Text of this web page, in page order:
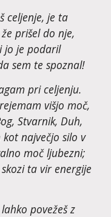
celjenje, je ta
prišel do nje,
jo je podaril
sem te spoznal!
pri celjenju.
višjo moč,
Stvarnik, Duh,
največjo silo v
moč ljubezni;
ta vir energije
povežeš z